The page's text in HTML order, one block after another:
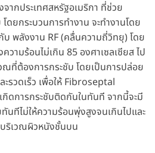
จากประเทศสหรัฐอเมริกา ที่ช่วย
ยกระบวนการทำงาน จะทำงานโดย
พลังงาน RF (คลื่นความถี่วิทยุ) โดย
ามร้อนไม่เกิน 85 องศาเซลเซียส ไป
ที่ต้องการกระชับ โดยเป็นการปล่อย
ะรวดเร็ว เพื่อให้ Fibroseptal
ดการกระชับติดกันในทันที จากนี้จะมี
นทีไม่ให้ความร้อนพุ่งสูงจนเกินไปและ
ริเวณผิวหนังชั้นบน